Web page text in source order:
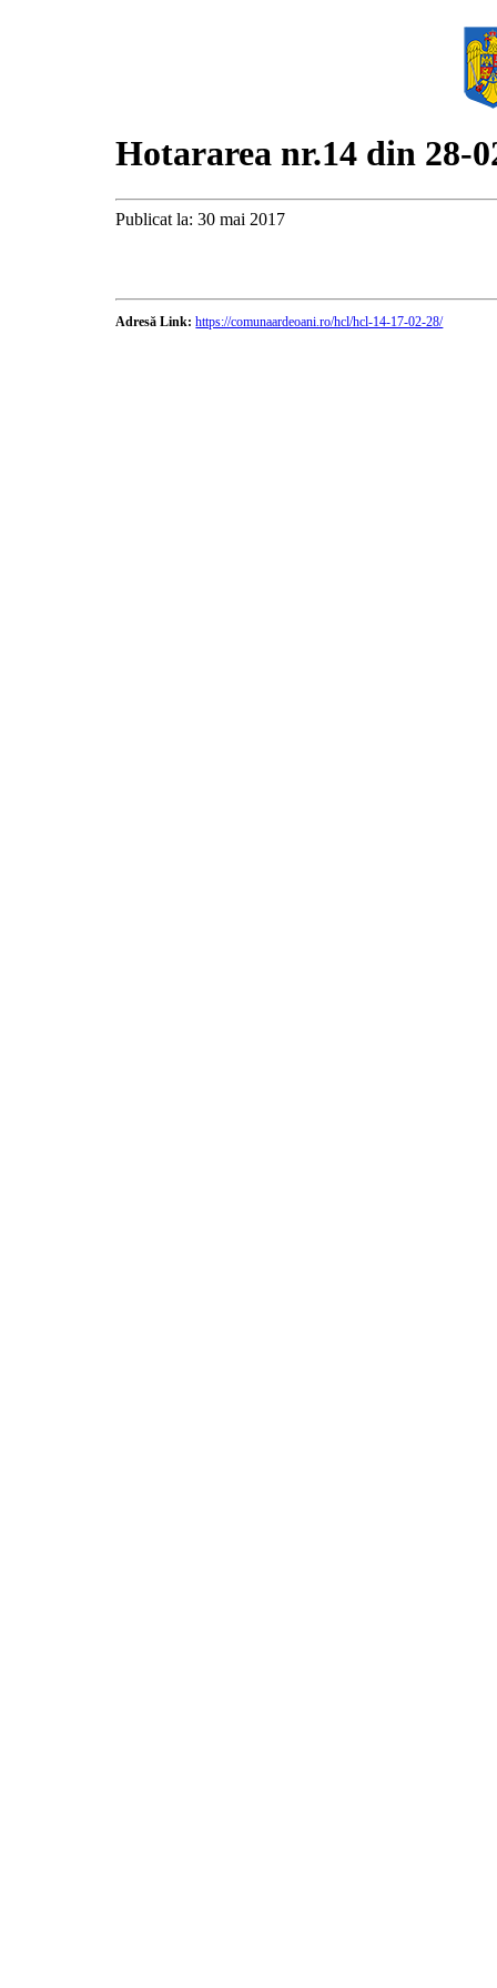
Hotararea nr.14 din 28-
Publicat la: 30 mai 2017
Adresă Link: https://comunaardeoani.ro/hcl/hcl-14-17-02-28/